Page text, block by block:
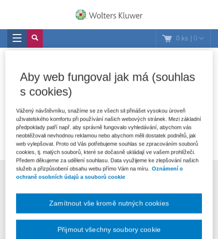
0 ks | 0
Nákupní košík
V nákupním košíku nejsou žádné položky.
Přihlášení do newsletteru
Souhlasím se zpracováním osobních údajů tak, jak je uvedeno v
Informacích o zpracování a ochraně osobních údajů ve Wolters
Kluwer.*
Aby web fungoval jak má (souhlas
s cookies)
Vážený návštěvníku, snažíme se ze všech sil přinášet vysokou úroveň
uživatelského komfortu při používání našich webových stránek. Mezi základní
předpoklady patří např. aby správně fungovalo vyhledávání, abychom vás
neobtěžovali nevhodnou reklamou nebo abychom měli dostatek podnětů, jak
web vylepšovat. Proto od Vás potřebujeme souhlas se zpracováním souborů
cookies, tj. malých souborů, které se dočasně ukládají ve vašem prohlížeči.
Předem děkujeme za udělení souhlasu. Data využijeme ke zlepšování našich
služeb a přizpůsobení obsahu webu přímo Vám na míru.
Oznámení o
ochraně osobních údajů a souborů cookie
Zamítnout vše kromě nutných cookies
Přijmout všechny soubory cookie